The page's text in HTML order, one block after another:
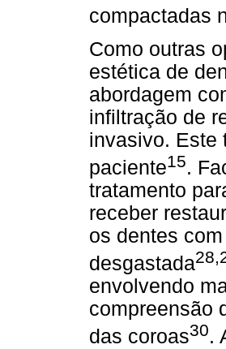
compactadas
Como outras
estética de
abordagem
infiltração de
invasivo. Este
paciente15.
tratamento
receber
os dentes
desgastada
envolvendo
compreensão
das coroas30.